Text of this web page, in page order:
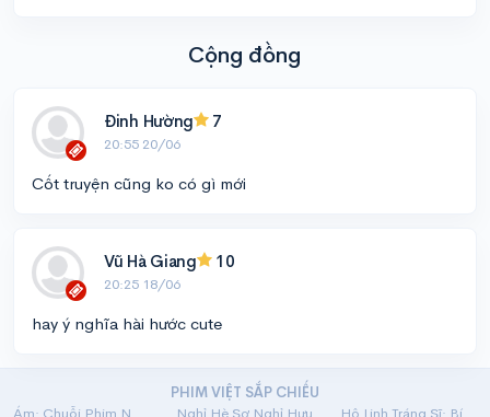
Cộng đồng
Đinh Hường 7
20:55 20/06
Cốt truyện cũng ko có gì mới
Vũ Hà Giang 10
20:25 18/06
hay ý nghĩa hài hước cute
PHIM VIỆT SẮP CHIẾU
Nghỉ Hè Sợ Nghỉ Hưu Hộ Linh Tráng Sĩ: Bí Ẩn Mộ Vua Đinh